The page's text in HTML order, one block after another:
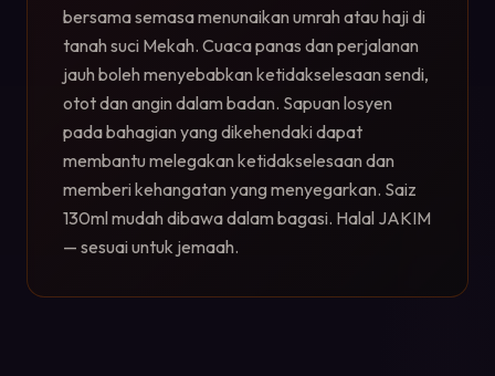
bersama semasa menunaikan umrah atau haji di
tanah suci Mekah. Cuaca panas dan perjalanan
jauh boleh menyebabkan ketidakselesaan sendi,
otot dan angin dalam badan. Sapuan losyen
pada bahagian yang dikehendaki dapat
membantu melegakan ketidakselesaan dan
memberi kehangatan yang menyegarkan. Saiz
130ml mudah dibawa dalam bagasi. Halal JAKIM
— sesuai untuk jemaah.